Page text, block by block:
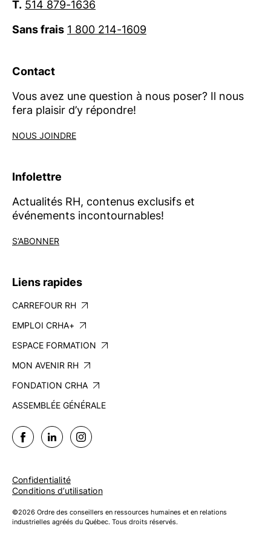
T. 514 879-1636
Sans frais 1 800 214-1609
Contact
Vous avez une question à nous poser? Il nous
fera plaisir d’y répondre!
NOUS JOINDRE
Infolettre
Actualités RH, contenus exclusifs et
événements incontournables!
S’ABONNER
Liens rapides
CARREFOUR RH
EMPLOI CRHA+
ESPACE FORMATION
MON AVENIR RH
FONDATION CRHA
ASSEMBLÉE GÉNÉRALE
Confidentialité
Conditions d’utilisation
©2026 Ordre des conseillers en ressources humaines et en relations
industrielles agréés du Québec. Tous droits réservés.